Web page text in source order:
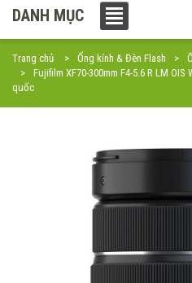
DANH MỤC
Trang chủ Ống kính & Đèn Flash
Fujifilm XF70-300mm F4-5.6 R LM
quốc